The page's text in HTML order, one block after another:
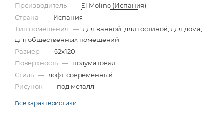
Производитель — El Molino (Испания)
Страна — Испания
Тип помещения — для ванной, для гостиной, для дома,
для общественных помещений
Размер — 62x120
Поверхность — полуматовая
Стиль — лофт, современный
Рисунок — под металл
Все характеристики